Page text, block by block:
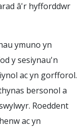
â'r hyfforddwr
ymuno yn
y sesiynau'n
ac yn gorfforol.
bersonol a
Roeddent
ac yn